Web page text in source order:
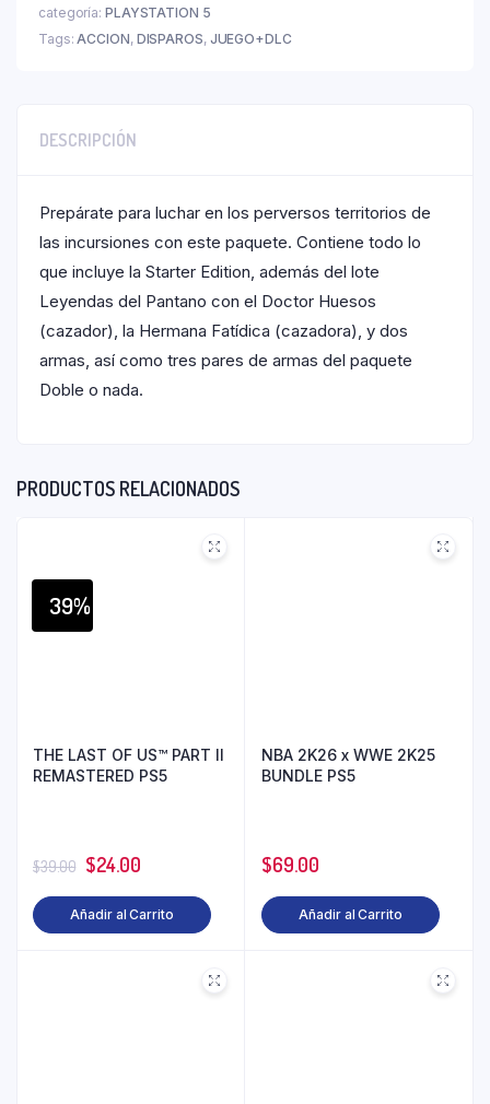
categoría: PLAYSTATION 5
Tags:ACCION, DISPAROS, JUEGO+DLC
DESCRIPCIÓN
Prepárate para luchar en los perversos territorios de
las incursiones con este paquete. Contiene todo lo
que incluye la Starter Edition, además del lote
Leyendas del Pantano con el Doctor Huesos
(cazador), la Hermana Fatídica (cazadora), y dos
armas, así como tres pares de armas del paquete
Doble o nada.
PRODUCTOS RELACIONADOS
39%
THE LAST OF US™ PART II
REMASTERED PS5
$39.00 $24.00
Añadir al Carrito
NBA 2K26 x WWE 2K25
BUNDLE PS5
$69.00
Añadir al Carrito